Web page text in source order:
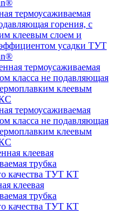
термоусаживаемая
горения, с
клеевым слоем и
усадки ТУТ
термоусаживаемая
класса не подавляющая
клеевым
клеевая
трубка
качества ТУТ КТ